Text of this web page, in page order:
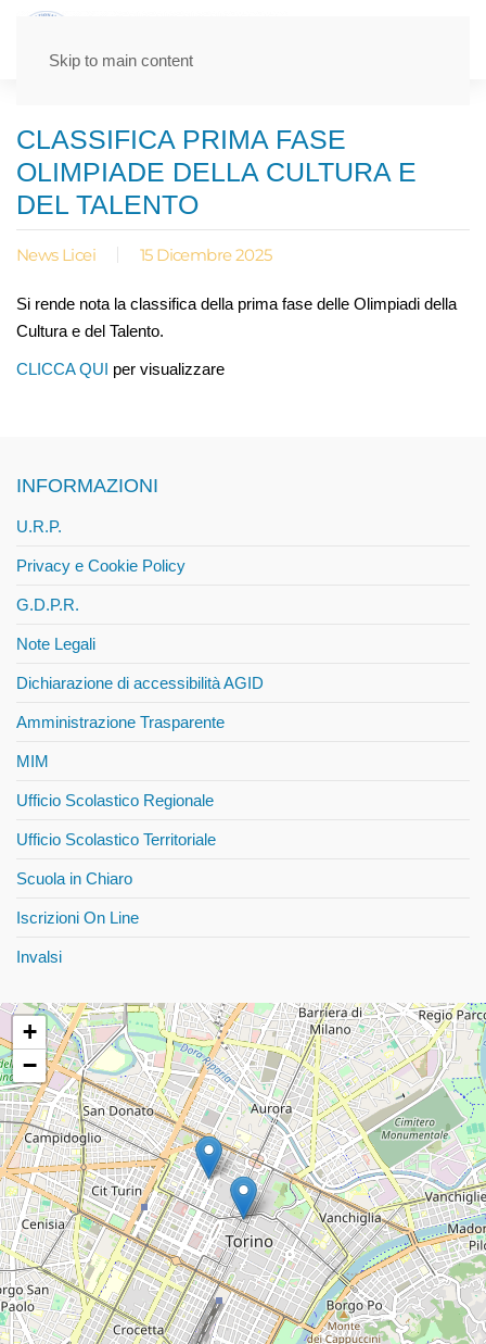
Skip to main content
CLASSIFICA PRIMA FASE
OLIMPIADE DELLA CULTURA E
DEL TALENTO
News Licei 15 Dicembre 2025
Si rende nota la classifica della prima fase delle Olimpiadi della
Cultura e del Talento.
CLICCA QUI per visualizzare
INFORMAZIONI
U.R.P.
Privacy e Cookie Policy
G.D.P.R.
Note Legali
Dichiarazione di accessibilità AGID
Amministrazione Trasparente
MIM
Ufficio Scolastico Regionale
Ufficio Scolastico Territoriale
Scuola in Chiaro
Iscrizioni On Line
Invalsi
+
−